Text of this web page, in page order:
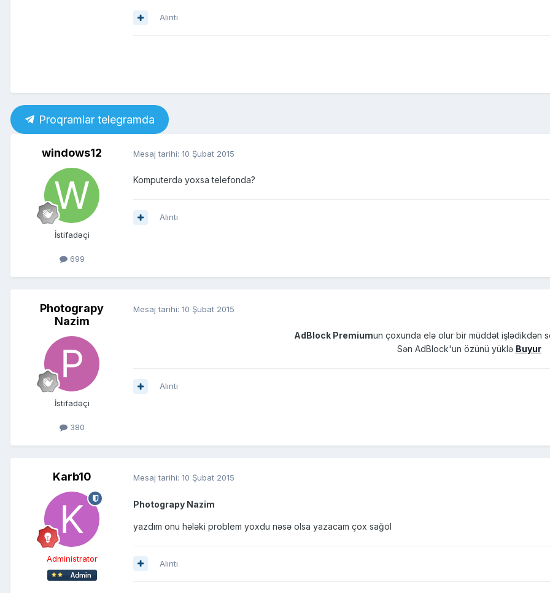
Alıntı
Proqramlar telegramda
windows12
İstifadəçi
699
Mesaj tarihi: 10 Şubat 2015
Komputerdə yoxsa telefonda?
Alıntı
Photograpy
Nazim
İstifadəçi
380
Mesaj tarihi: 10 Şubat 2015
AdBlock Premiumun çoxunda elə olur bir müddət işlədikdən
Sən AdBlock'un özünü yüklə Buyur
Alıntı
Karb10
Administrator
Mesaj tarihi: 10 Şubat 2015
Photograpy Nazim
yazdım onu hələki problem yoxdu nəsə olsa yazacam çox sağol
Alıntı